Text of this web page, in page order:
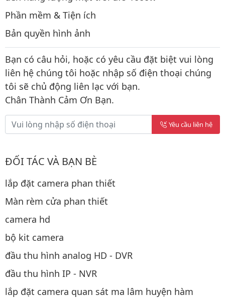
Phần mềm & Tiện ích
Bản quyền hình ảnh
Bạn có câu hỏi, hoặc có yêu cầu đặt biệt vui lòng
liên hệ chúng tôi hoặc nhập số điện thoại chúng
tôi sẽ chủ động liên lạc với bạn.
Chân Thành Cảm Ơn Bạn.
Yêu cầu liên hệ
ĐỐI TÁC VÀ BẠN BÈ
lắp đặt camera phan thiết
Màn rèm cửa phan thiết
camera hd
bộ kit camera
đầu thu hình analog HD - DVR
đầu thu hình IP - NVR
lắp đặt camera quan sát ma lâm huyện hàm